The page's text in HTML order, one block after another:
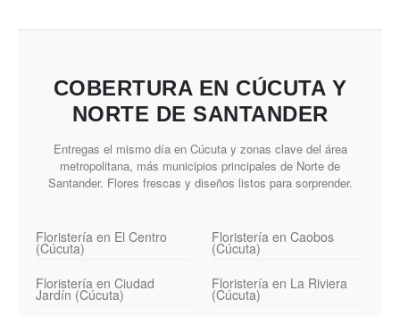
COBERTURA EN CÚCUTA Y
NORTE DE SANTANDER
Entregas el mismo día en Cúcuta y zonas clave del área
metropolitana, más municipios principales de Norte de
Santander. Flores frescas y diseños listos para sorprender.
Floristería en El Centro
(Cúcuta)
Floristería en Caobos
(Cúcuta)
Floristería en Ciudad
Jardín (Cúcuta)
Floristería en La Riviera
(Cúcuta)